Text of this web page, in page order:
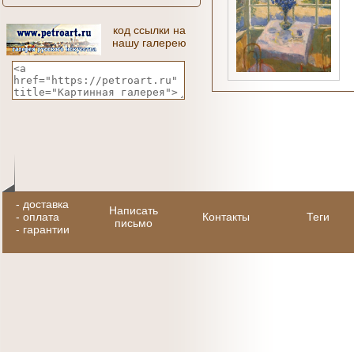
код ссылки на
нашу галерею
- доставка
- оплата
- гарантии
Написать
письмо
Контакты Теги